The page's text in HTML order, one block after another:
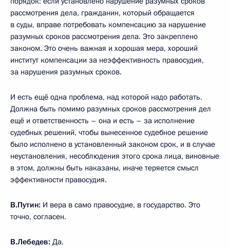
рассмотрения дела, гражданин, который обращается
в суды, вправе потребовать компенсацию за нарушение
разумных сроков рассмотрения дела. Это закреплено
законом. Это очень важная и хорошая мера, хороший
институт компенсации за неэффективность правосудия,
за нарушения разумных сроков.
И есть ещё одна проблема, над которой надо работать.
Должна быть помимо разумных сроков рассмотрения дел
ещё и ответственность – она и есть – за исполнение
судебных решений, чтобы вынесенное судебное решение
было исполнено в установленный законом срок, и в случае
неустановления, несоблюдения этого срока лица, виновные
в этом, должны быть наказаны, иначе теряется смысл
эффективности правосудия.
В.Путин: И вера в само правосудие, в государство. Это
точно, согласен.
В.Лебедев: Да.